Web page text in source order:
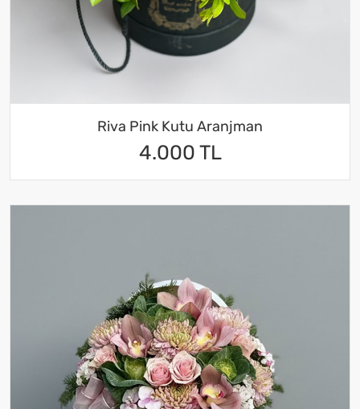
Riva Pink Kutu Aranjman
4.000 TL